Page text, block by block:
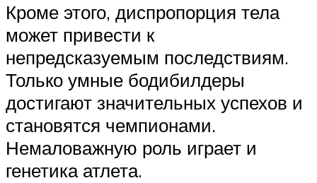
Кроме этого, диспропорция тела
может привести к
непредсказуемым последствиям.
Только умные бодибилдеры
достигают значительных успехов и
становятся чемпионами.
Немаловажную роль играет и
генетика атлета.